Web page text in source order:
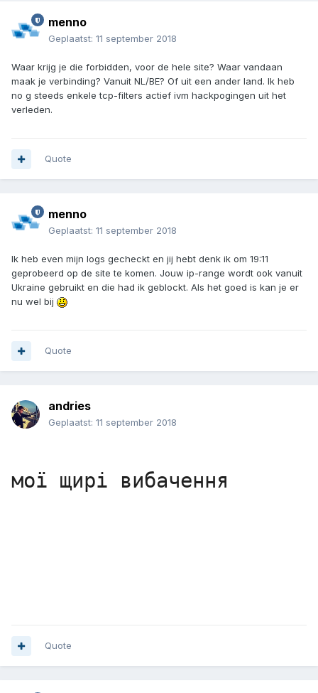
menno
Geplaatst: 11 september 2018
Waar krijg je die forbidden, voor de hele site? Waar vandaan
maak je verbinding? Vanuit NL/BE? Of uit een ander land. Ik heb
no g steeds enkele tcp-filters actief ivm hackpogingen uit het
verleden.
Quote
menno
Geplaatst: 11 september 2018
Ik heb even mijn logs gecheckt en jij hebt denk ik om 19:11
geprobeerd op de site te komen. Jouw ip-range wordt ook vanuit
Ukraine gebruikt en die had ik geblockt. Als het goed is kan je er
nu wel bij
Quote
andries
Geplaatst: 11 september 2018
мої щирі вибачення
Quote